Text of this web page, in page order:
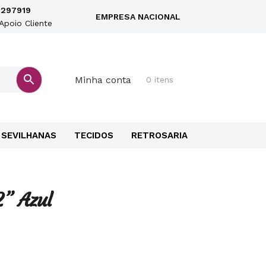
Cliente
EMPRESA NACIONAL
Minha conta 0 itens
SEVILHANAS TECIDOS RETROSARIA
Azul